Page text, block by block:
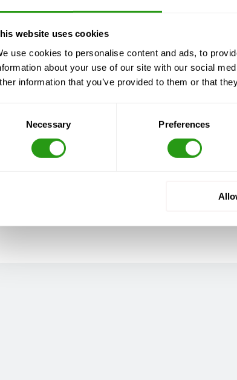
website uses cookies
use cookies to personalise content and ads, to
about your use of our site with our social
information that you’ve provided to them or that
Necessary Preferences
de OPITO BOSIET?
a través de nuestra página web. ¿Desea más
o llameal +31 (0) 85 - 130 74 61.